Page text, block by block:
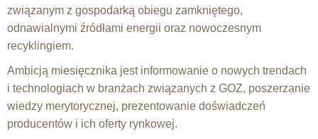
związanym z gospodarką obiegu zamkniętego,
odnawialnymi źródłami energii oraz nowoczesnym
recyklingiem.
Ambicją miesięcznika jest informowanie o nowych trendach
i technologiach w branżach związanych z GOZ, poszerzanie
wiedzy merytorycznej, prezentowanie doświadczeń
producentów i ich oferty rynkowej.